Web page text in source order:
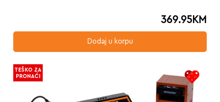
369.95KM
Dodaj u korpu
TEŠKO ZA
PRONAĆI